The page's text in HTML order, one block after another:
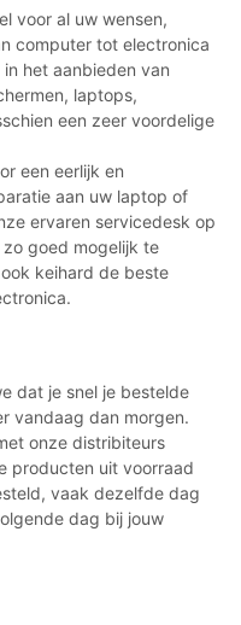
voor al uw wensen,
computer tot electronica
het aanbieden van
laptops,
een zeer voordelige
een eerlijk en
aan uw laptop of
ervaren servicedesk op
goed mogelijk te
keihard de beste
dat je snel je bestelde
vandaag dan morgen.
onze distribiteurs
producten uit voorraad
vaak dezelfde dag
dag bij jouw